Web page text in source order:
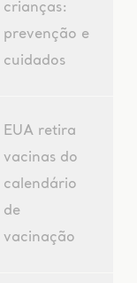
crianças:
prevenção e
cuidados
EUA retira
vacinas do
calendário
de
vacinação